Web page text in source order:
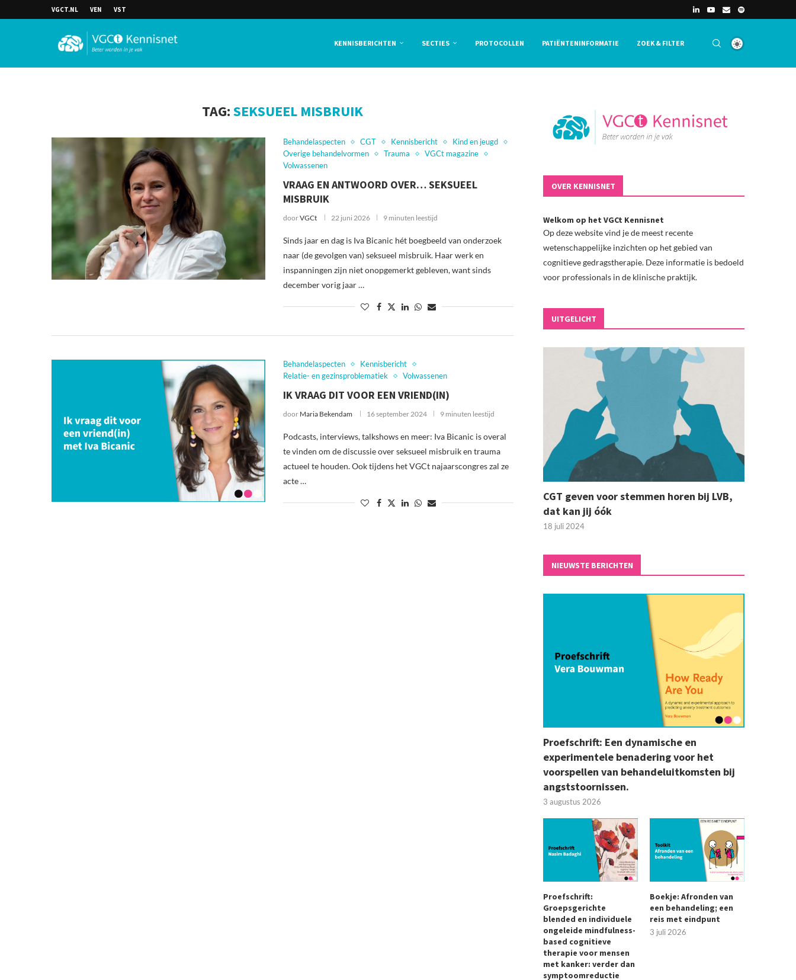
VGCT.NL VEN VST
KENNISBERICHTEN SECTIES PROTOCOLLEN PATIËNTENINFORMATIE ZOEK & FILTER
TAG:SEKSUEEL MISBRUIK
Behandelaspecten CGT Kennisbericht
Kind en jeugd
Overige behandelvormen
Trauma
VGCt magazine
Volwassenen
VRAAG EN ANTWOORD OVER… SEKSUEEL
MISBRUIK
doorVGCt 22 juni 2026 9 minuten leestijd
Sinds jaar en dag is Iva Bicanic hét boegbeeld van onderzoek
naar (de gevolgen van) seksueel misbruik. Haar werk en
inspanningen zijn niet onopgemerkt gebleven, want sinds
december vorig jaar …
Behandelaspecten
Kennisbericht
Relatie- en gezinsproblematiek
Volwassenen
IK VRAAG DIT VOOR EEN VRIEND(IN)
door Maria Bekendam 16 september 2024 9 minuten leestijd
Podcasts, interviews, talkshows en meer: Iva Bicanic is overal
te vinden om de discussie over seksueel misbruik en trauma
actueel te houden. Ook tijdens het VGCt najaarscongres zal ze
acte …
OVER KENNISNET
Welkom op het VGCt Kennisnet
Op deze website vind je de meest recente
wetenschappelijke inzichten op het gebied van
cognitieve gedragstherapie. Deze informatie is bedoeld
voor professionals in de klinische praktijk.
UITGELICHT
CGT geven voor stemmen horen bij LVB,
dat kan jij óók
18 juli 2024
NIEUWSTE BERICHTEN
Proefschrift: Een dynamische en
experimentele benadering voor het
voorspellen van behandeluitkomsten bij
angststoornissen.
3 augustus 2026
Proefschrift:
Groepsgerichte
blended en individuele
ongeleide mindfulness-
based cognitieve
therapie voor mensen
met kanker: verder dan
symptoomreductie
Boekje: Afronden van
een behandeling; een
reis met eindpunt
3 juli 2026